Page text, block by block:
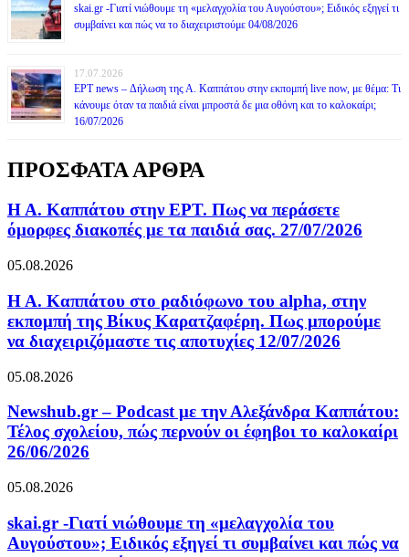
skai.gr -Γιατί νιώθουμε τη «μελαγχολία του Αυγούστου»; Ειδικός εξηγεί τι
συμβαίνει και πώς να το διαχειριστούμε 04/08/2026
17.07.2026
ΕΡΤ news – Δήλωση της Α. Καππάτου στην εκπομπή live now, με θέμα: Τι
κάνουμε όταν τα παιδιά είναι μπροστά δε μια οθόνη και το καλοκαίρι;
16/07/2026
ΠΡΟΣΦΑΤΑ ΑΡΘΡΑ
Η Α. Καππάτου στην ΕΡΤ. Πως να περάσετε
όμορφες διακοπές με τα παιδιά σας. 27/07/2026
05.08.2026
Η Α. Καππάτου στο ραδιόφωνο του alpha, στην
εκπομπή της Βίκυς Καρατζαφέρη. Πως μπορούμε
να διαχειριζόμαστε τις αποτυχίες 12/07/2026
05.08.2026
Newshub.gr – Podcast με την Αλεξάνδρα Καππάτου:
Τέλος σχολείου, πώς περνούν οι έφηβοι το καλοκαίρι
26/06/2026
05.08.2026
skai.gr -Γιατί νιώθουμε τη «μελαγχολία του
Αυγούστου»; Ειδικός εξηγεί τι συμβαίνει και πώς να